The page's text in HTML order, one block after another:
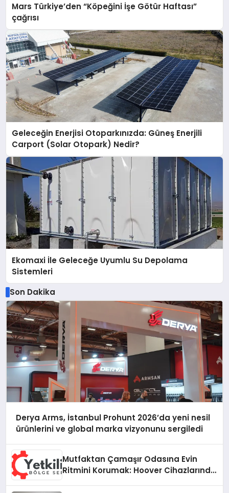
Mars Türkiye’den “Köpeğini İşe Götür Haftası”
çağrısı
Geleceğin Enerjisi Otoparkınızda: Güneş Enerjili
Carport (Solar Otopark) Nedir?
Ekomaxi İle Geleceğe Uyumlu Su Depolama
Sistemleri
Son Dakika
Derya Arms, İstanbul Prohunt 2026’da yeni nesil
ürünlerini ve global marka vizyonunu sergiledi
Mutfaktan Çamaşır Odasına Evin
Ritmini Korumak: Hoover Cihazlarında